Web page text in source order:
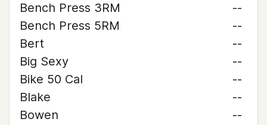
Bench Press 3RM
--
Bench Press 5RM
--
Bert
--
Big Sexy
--
Bike 50 Cal
--
Blake
--
Bowen
--